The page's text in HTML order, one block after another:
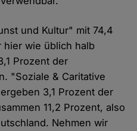
und Kultur" mit 74,4
hier wie üblich halb
Prozent der
"Soziale & Caritative
3,1 Prozent der
11,2 Prozent, also
Nehmen wir